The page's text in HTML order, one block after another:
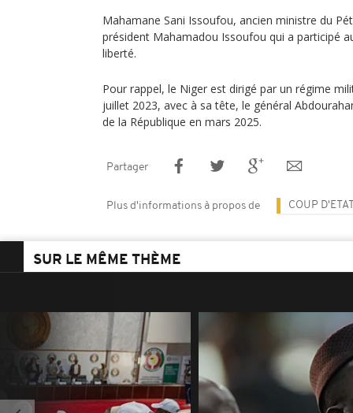
Mahamane Sani Issoufou, ancien ministre du
président Mahamadou Issoufou qui a participé
liberté.
Pour rappel, le Niger est dirigé par un régime
juillet 2023, avec à sa tête, le général
de la République en mars 2025.
Partager
Plus d'informations à propos de COUP D'ETAT
SUR LE MÊME THÈME